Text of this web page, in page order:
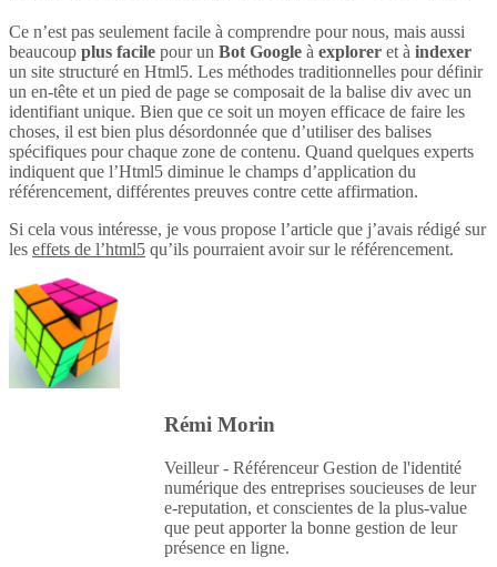
Ce n’est pas seulement facile à comprendre pour nous, mais aussi
beaucoup plus facile pour un Bot Google à explorer et à indexer
un site structuré en Html5. Les méthodes traditionnelles pour définir
un en-tête et un pied de page se composait de la balise div avec un
identifiant unique. Bien que ce soit un moyen efficace de faire les
choses, il est bien plus désordonnée que d’utiliser des balises
spécifiques pour chaque zone de contenu. Quand quelques experts
indiquent que l’Html5 diminue le champs d’application du
référencement, différentes preuves contre cette affirmation.
Si cela vous intéresse, je vous propose l’article que j’avais rédigé sur
les effets de l’html5 qu’ils pourraient avoir sur le référencement.
Rémi Morin
Veilleur - Référenceur Gestion de l'identité
numérique des entreprises soucieuses de leur
e-reputation, et conscientes de la plus-value
que peut apporter la bonne gestion de leur
présence en ligne.